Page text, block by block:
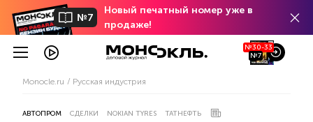
№7
Новый печатный номер уже в
продаже!
№30-33
№7
Monocle.ru Русская индустрия
АВТОПРОМ СДЕЛКИ NOKIAN TYRES ТАТНЕФТЬ